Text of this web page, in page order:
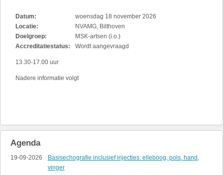
Datum:
woensdag 18 november 2026
Locatie:
NVAMG, Bilthoven
Doelgroep:
MSK-artsen (i.o.)
Accreditatiestatus:
Wordt aangevraagd
13.30-17.00 uur
Nadere informatie volgt
Agenda
19-09-2026
Basisechografie inclusief injecties: elleboog, pols, hand,
vinger